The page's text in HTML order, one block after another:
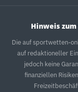
Hinweis
Die auf sportwetten-
auf redaktioneller
jedoch keine
finanziellen